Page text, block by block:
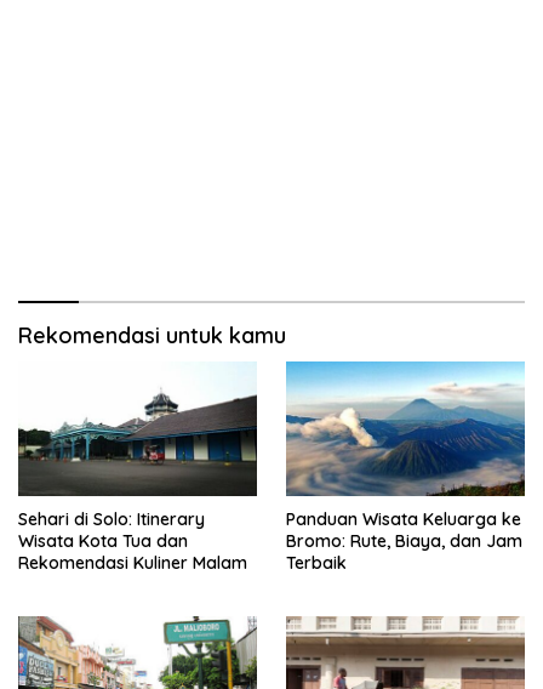
Rekomendasi untuk kamu
Sehari di Solo: Itinerary
Wisata Kota Tua dan
Rekomendasi Kuliner Malam
Panduan Wisata Keluarga ke
Bromo: Rute, Biaya, dan Jam
Terbaik